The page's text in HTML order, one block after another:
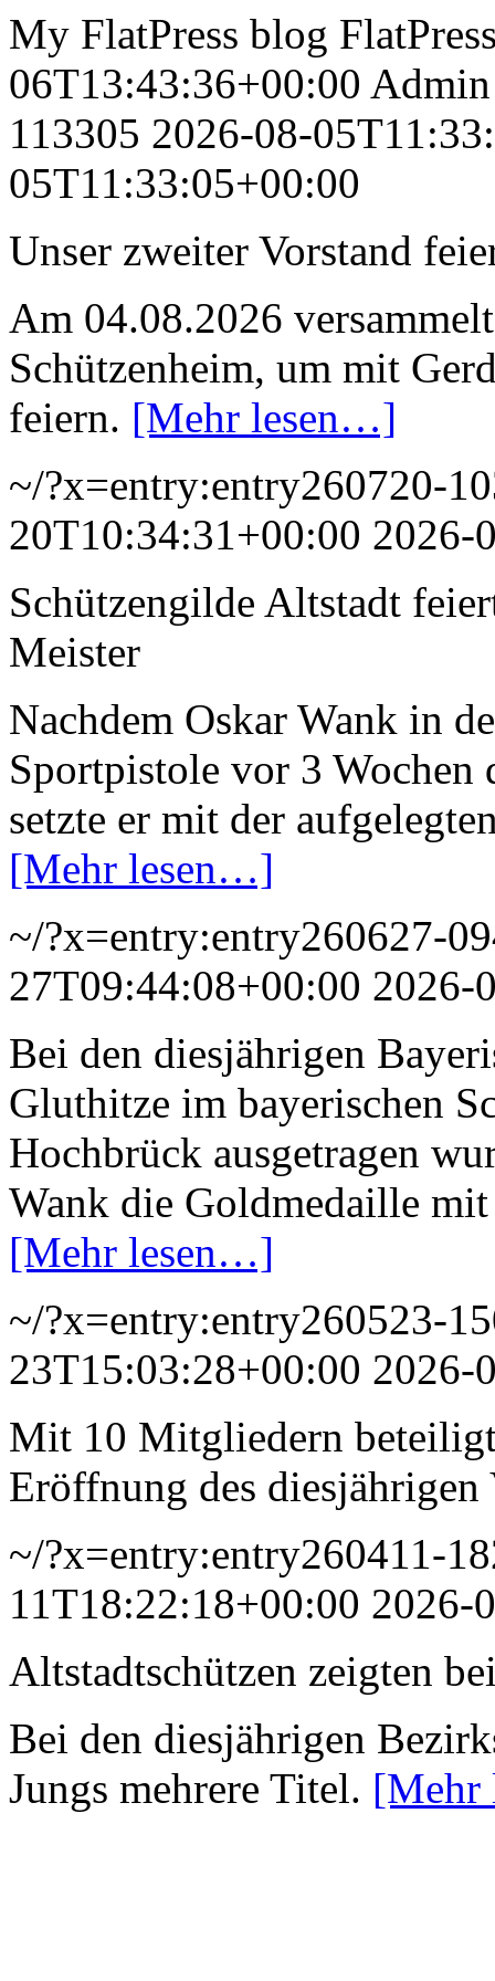
My FlatPress blog
06T13:43:36+00:00 Admin
113305 2026-08-
05T11:33:05+00:00
Unser zweiter Vorstand
Am 04.08.2026
Schützenheim, um mit
feiern. [Mehr lesen…]
~/?x=entry:entry260720-
20T10:34:31+00:00 2026-
Schützengilde Altstadt
Meister
Nachdem Oskar Wank in
Sportpistole vor 3
setzte er mit der
[Mehr lesen…]
~/?x=entry:entry260627-
27T09:44:08+00:00 2026-
Bei den diesjährigen
Gluthitze im bayerischen
Hochbrück ausgetragen
Wank die Goldmedaille
[Mehr lesen…]
~/?x=entry:entry260523-
23T15:03:28+00:00 2026-
Mit 10 Mitgliedern
Eröffnung des
~/?x=entry:entry260411-
11T18:22:18+00:00 2026-
Altstadtschützen zeigten
Bei den diesjährigen
Jungs mehrere Titel.